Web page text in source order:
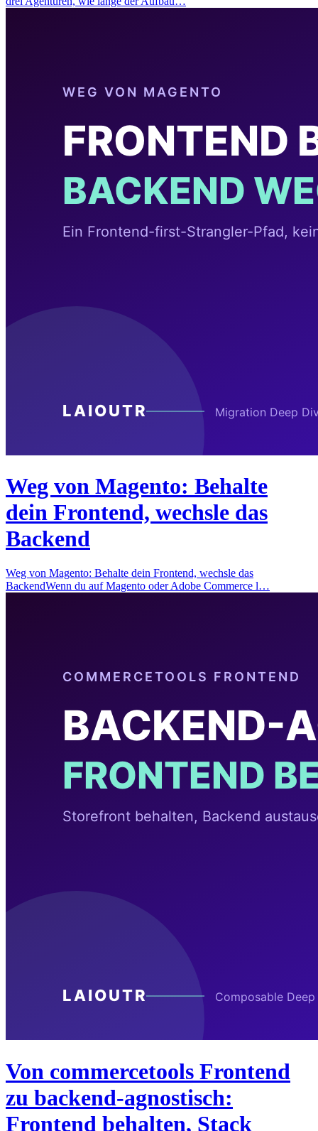
Weg von Magento: Behalte
dein Frontend, wechsle das
Backend
Weg von Magento: Behalte dein Frontend, wechsle das
BackendWenn du auf Magento oder Adobe Commerce l…
Von commercetools Frontend
zu backend-agnostisch:
Frontend behalten, Stack